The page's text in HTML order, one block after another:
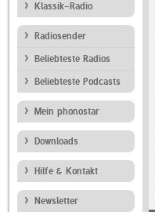
Klassik-Radio
Radiosender
Beliebteste Radios
Beliebteste Podcasts
Mein phonostar
Downloads
Hilfe & Kontakt
Newsletter